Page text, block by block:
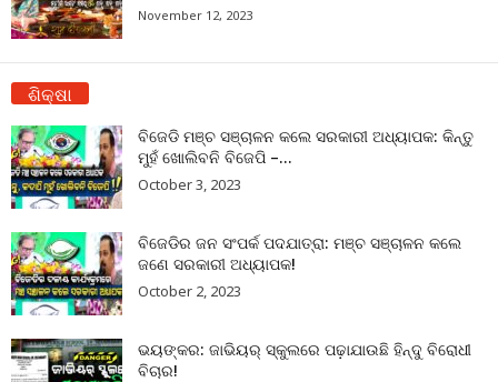
November 12, 2023
ଶିକ୍ଷା
ବିଜେଡି ମଞ୍ଚ ସଞ୍ଚାଳନ କଲେ ସରକାରୀ ଅଧ୍ୟାପକ: କିନ୍ତୁ
ମୁହଁ ଖୋଲିବନି ବିଜେପି –...
October 3, 2023
ବିଜେଡିର ଜନ ସଂପର୍କ ପଦଯାତ୍ରା: ମଞ୍ଚ ସଞ୍ଚାଳନ କଲେ
ଜଣେ ସରକାରୀ ଅଧ୍ୟାପକ!
October 2, 2023
ଭୟଙ୍କର: ଜାଭିୟର୍ ସ୍କୁଲରେ ପଢ଼ାଯାଉଛି ହିନ୍ଦୁ ବିରୋଧୀ
ବିଚାର!